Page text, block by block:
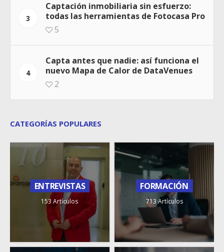
3
Captación inmobiliaria sin esfuerzo:
todas las herramientas de Fotocasa Pro
5
4
Capta antes que nadie: así funciona el
nuevo Mapa de Calor de DataVenues
2
CATEGORÍAS POPULARES
ENTREVISTAS
153 Artículos
FORMACIÓN
713 Artículos